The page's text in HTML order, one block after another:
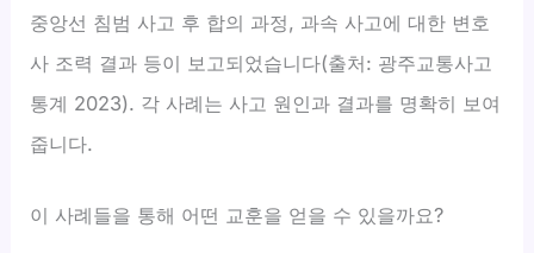
중앙선 침범 사고 후 합의 과정, 과속 사고에 대한 변호
사 조력 결과 등이 보고되었습니다(출처: 광주교통사고
통계 2023). 각 사례는 사고 원인과 결과를 명확히 보여
줍니다.
이 사례들을 통해 어떤 교훈을 얻을 수 있을까요?